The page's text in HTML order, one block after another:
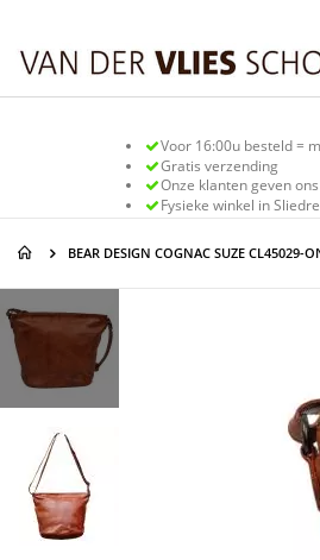
de
inhoud
Voor 16:00u besteld =
Gratis verzending
Onze klanten geven
Fysieke winkel in
BEAR DESIGN COGNAC SUZE CL45029-
naar
het
einde
van
afbeeldingen-
naar
het
begin
van
afbeeldingen-